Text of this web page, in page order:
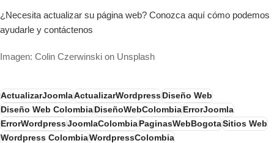
¿Necesita actualizar su página web? Conozca aquí cómo podemos
ayudarle y contáctenos
Imagen: Colin Czerwinski on Unsplash
ActualizarJoomlaActualizarWordpressDiseño Web
Diseño Web ColombiaDiseñoWebColombiaErrorJoomla
ErrorWordpressJoomlaColombiaPaginasWebBogotaSitios Web
Wordpress ColombiaWordpressColombia